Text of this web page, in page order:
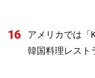
16
アメリカでは「
韓国料理レスト